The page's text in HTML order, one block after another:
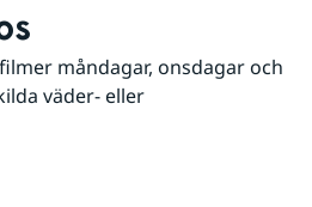
måndagar, onsdagar och
väder- eller